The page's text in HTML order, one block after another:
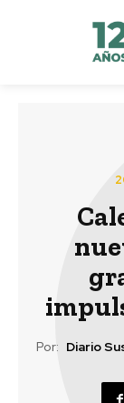
Por: Diario